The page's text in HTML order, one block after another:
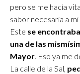
pero se me hacía
sabor necesaria a mi
Este se
una de las
Mayor. Eso ya me
La calle de la Sal,